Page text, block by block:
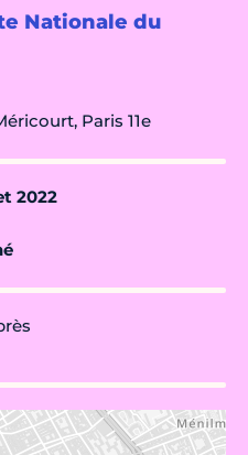
Nationale du
Paris 11e
2022